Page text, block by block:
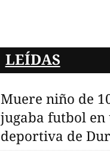
LEÍDAS
Muere niño de
jugaba futbol en
deportiva de